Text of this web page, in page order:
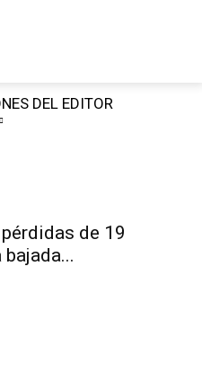
DEL EDITOR
de 19